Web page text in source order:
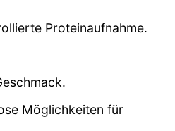
Proteinaufnahme.
Möglichkeiten für